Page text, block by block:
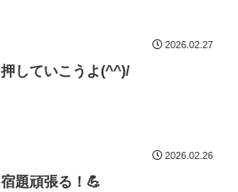
2026.02.27
押していこうよ(^^)/
2026.02.26
宿題頑張る！💪